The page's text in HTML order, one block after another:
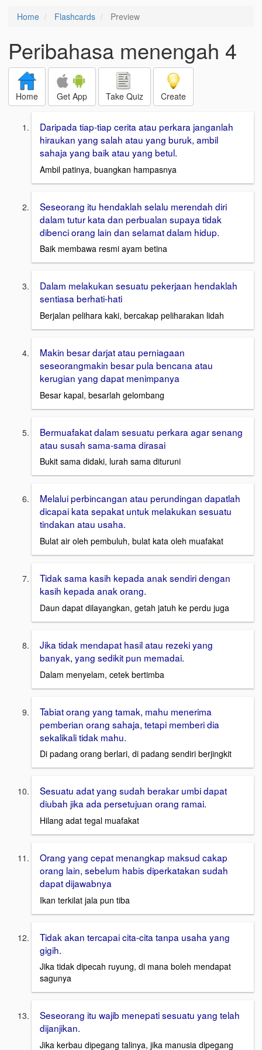
Home Flashcards Preview
Peribahasa menengah 4
Home Get App Take Quiz Create
Daripada tiap-tiap cerita atau perkara janganlah
hiraukan yang salah atau yang buruk, ambil
sahaja yang baik atau yang betul.
Ambil patinya, buangkan hampasnya
Seseorang itu hendaklah selalu merendah diri
dalam tutur kata dan perbualan supaya tidak
dibenci orang lain dan selamat dalam hidup.
Baik membawa resmi ayam betina
Dalam melakukan sesuatu pekerjaan hendaklah
sentiasa berhati-hati
Berjalan pelihara kaki, bercakap peliharakan lidah
Makin besar darjat atau perniagaan
seseorangmakin besar pula bencana atau
kerugian yang dapat menimpanya
Besar kapal, besarlah gelombang
Bermuafakat dalam sesuatu perkara agar senang
atau susah sama-sama dirasai
Bukit sama didaki, lurah sama dituruni
Melalui perbincangan atau perundingan dapatlah
dicapai kata sepakat untuk melakukan sesuatu
tindakan atau usaha.
Bulat air oleh pembuluh, bulat kata oleh muafakat
Tidak sama kasih kepada anak sendiri dengan
kasih kepada anak orang.
Daun dapat dilayangkan, getah jatuh ke perdu juga
Jika tidak mendapat hasil atau rezeki yang
banyak, yang sedikit pun memadai.
Dalam menyelam, cetek bertimba
Tabiat orang yang tamak, mahu menerima
pemberian orang sahaja, tetapi memberi dia
sekalikali tidak mahu.
Di padang orang berlari, di padang sendiri berjingkit
Sesuatu adat yang sudah berakar umbi dapat
diubah jika ada persetujuan orang ramai.
Hilang adat tegal muafakat
Orang yang cepat menangkap maksud cakap
orang lain, sebelum habis diperkatakan sudah
dapat dijawabnya
Ikan terkilat jala pun tiba
Tidak akan tercapai cita-cita tanpa usaha yang
gigih.
Jika tidak dipecah ruyung, di mana boleh mendapat
sagunya
Seseorang itu wajib menepati sesuatu yang telah
dijanjikan.
Jika kerbau dipegang talinya, jika manusia dipegang